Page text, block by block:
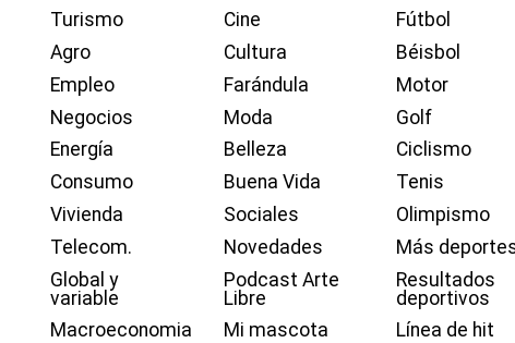
Turismo
Agro
Empleo
Negocios
Energía
Consumo
Vivienda
Telecom.
Global y
variable
Macroeconomia
Cine
Cultura
Farándula
Moda
Belleza
Buena Vida
Sociales
Novedades
Podcast Arte
Libre
Mi mascota
Fútbol
Béisbol
Motor
Golf
Ciclismo
Tenis
Olimpismo
Más
Resultados
deportivos
Línea de hit